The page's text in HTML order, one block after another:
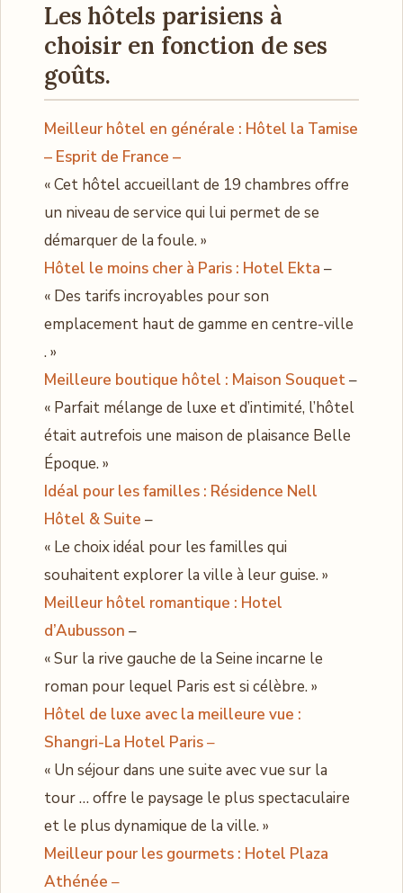
Les hôtels parisiens à
choisir en fonction de ses
goûts.
Meilleur hôtel en générale : Hôtel la Tamise
– Esprit de France –
« Cet hôtel accueillant de 19 chambres offre
un niveau de service qui lui permet de se
démarquer de la foule. »
Hôtel le moins cher à Paris : Hotel Ekta –
« Des tarifs incroyables pour son
emplacement haut de gamme en centre-ville
. »
Meilleure boutique hôtel : Maison Souquet–
« Parfait mélange de luxe et d’intimité, l’hôtel
était autrefois une maison de plaisance Belle
Époque. »
Idéal pour les familles : Résidence Nell
Hôtel & Suite –
« Le choix idéal pour les familles qui
souhaitent explorer la ville à leur guise. »
Meilleur hôtel romantique : Hotel
d’Aubusson –
« Sur la rive gauche de la Seine incarne le
roman pour lequel Paris est si célèbre. »
Hôtel de luxe avec la meilleure vue :
Shangri-La Hotel Paris–
« Un séjour dans une suite avec vue sur la
tour … offre le paysage le plus spectaculaire
et le plus dynamique de la ville. »
Meilleur pour les gourmets : Hotel Plaza
Athénée –